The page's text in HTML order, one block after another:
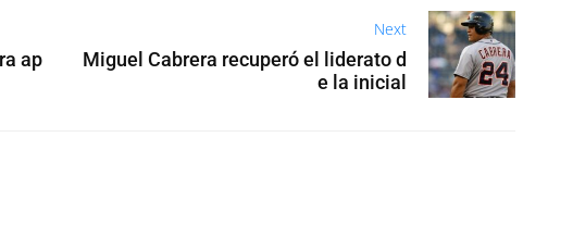
ap
Next
Miguel Cabrera recuperó el liderato d
e la inicial